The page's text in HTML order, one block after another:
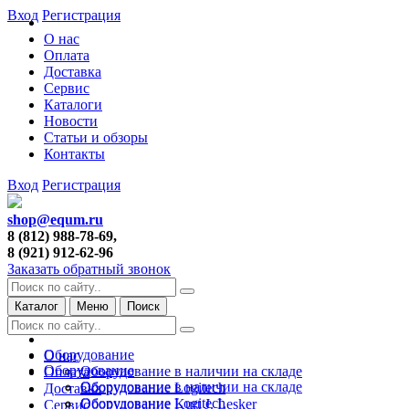
О нас
Оплата
Доставка
Сервис
Каталоги
Новости
Статьи и обзоры
Контакты
Вход Регистрация
Вход Регистрация
shop@equm.ru
8 (812) 988-78-69,
8 (921) 912-62-96
Заказать обратный звонок
Каталог Меню Поиск
О нас
Оплата
Доставка
Сервис
Оборудование
Оборудование в наличии на складе
Оборудование Logitech
Оборудование Kurt J. Lesker
Оборудование
Оборудование в наличии на складе
Оборудование Logitech